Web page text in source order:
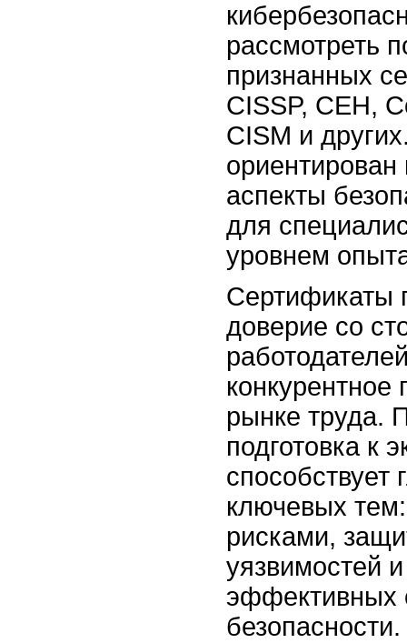
рассмотреть
признанных
CISSP, CEH,
CISM и
аспекты
для
уровнем
Сертификаты
доверие со
рынке труда.
подготовка к
способствует
ключевых
рисками,
уязвимостей
эффективных
безопасности.